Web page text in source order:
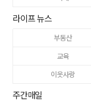
라이프 뉴스
부동산
교육
이웃사랑
주간매일